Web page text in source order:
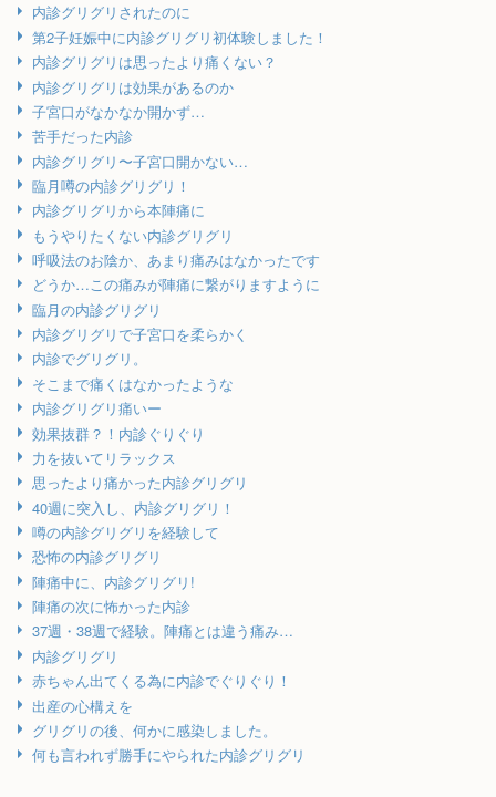
内診グリグリされたのに
第2子妊娠中に内診グリグリ初体験しました！
内診グリグリは思ったより痛くない？
内診グリグリは効果があるのか
子宮口がなかなか開かず…
苦手だった内診
内診グリグリ〜子宮口開かない…
臨月噂の内診グリグリ！
内診グリグリから本陣痛に
もうやりたくない内診グリグリ
呼吸法のお陰か、あまり痛みはなかったです
どうか…この痛みが陣痛に繋がりますように
臨月の内診グリグリ
内診グリグリで子宮口を柔らかく
内診でグリグリ。
そこまで痛くはなかったような
内診グリグリ痛いー
効果抜群？！内診ぐりぐり
力を抜いてリラックス
思ったより痛かった内診グリグリ
40週に突入し、内診グリグリ！
噂の内診グリグリを経験して
恐怖の内診グリグリ
陣痛中に、内診グリグリ!
陣痛の次に怖かった内診
37週・38週で経験。陣痛とは違う痛み…
内診グリグリ
赤ちゃん出てくる為に内診でぐりぐり！
出産の心構えを
グリグリの後、何かに感染しました。
何も言われず勝手にやられた内診グリグリ